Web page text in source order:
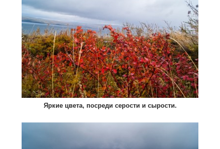
Яркие цвета, посреди серости и сырости.